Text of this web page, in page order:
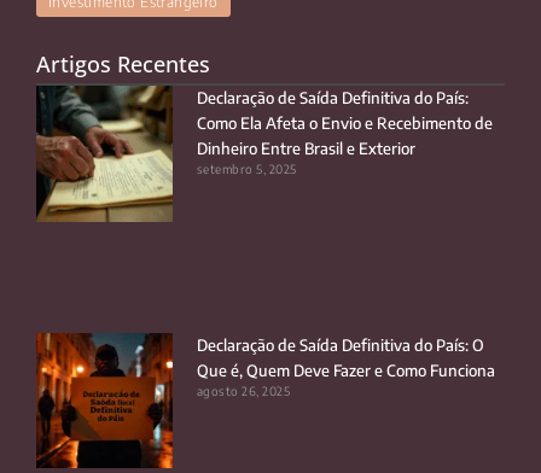
Artigos Recentes
Declaração de Saída Definitiva do País:
Como Ela Afeta o Envio e Recebimento de
Dinheiro Entre Brasil e Exterior
setembro 5, 2025
Declaração de Saída Definitiva do País: O
Que é, Quem Deve Fazer e Como Funciona
agosto 26, 2025